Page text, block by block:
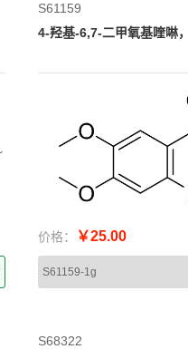
S61159
4-羟基-6,7-二甲氧基喹啉
价格： ￥25.00
S68322